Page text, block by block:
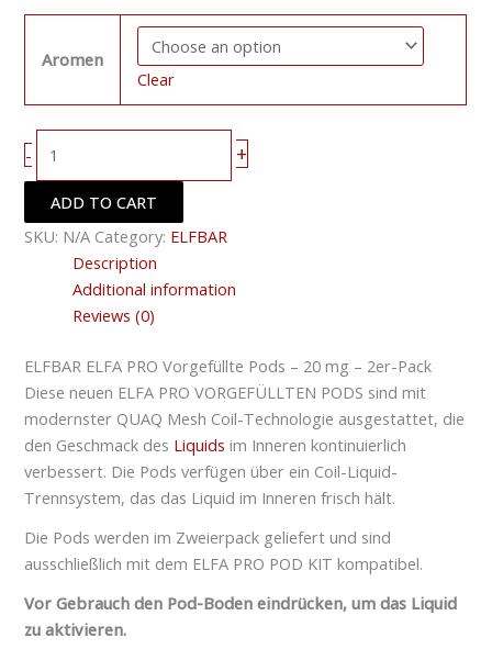
Aromen
Clear
- +
ADD TO CART
SKU: N/A Category: ELFBAR
Description
Additional information
Reviews (0)
ELFBAR ELFA PRO Vorgefüllte Pods – 20 mg – 2er-Pack
Diese neuen ELFA PRO VORGEFÜLLTEN PODS sind mit
modernster QUAQ Mesh Coil-Technologie ausgestattet, die
den Geschmack des Liquids im Inneren kontinuierlich
verbessert. Die Pods verfügen über ein Coil-Liquid-
Trennsystem, das das Liquid im Inneren frisch hält.
Die Pods werden im Zweierpack geliefert und sind
ausschließlich mit dem ELFA PRO POD KIT kompatibel.
Vor Gebrauch den Pod-Boden eindrücken, um das Liquid
zu aktivieren.